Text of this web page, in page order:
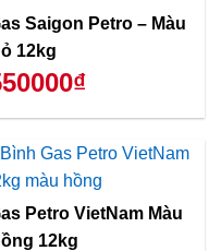
Saigon Petro – Màu
12kg
Petro VietNam Màu
12kg